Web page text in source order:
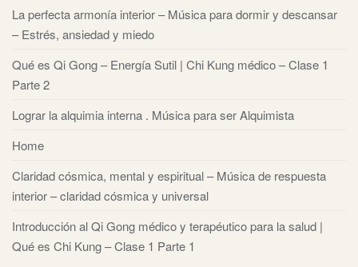
La perfecta armonía interior – Música para dormir y descansar
– Estrés, ansiedad y miedo
Qué es Qi Gong – Energía Sutil | Chi Kung médico – Clase 1
Parte 2
Lograr la alquimia interna . Música para ser Alquimista
Home
Claridad cósmica, mental y espiritual – Música de respuesta
interior – claridad cósmica y universal
Introducción al Qi Gong médico y terapéutico para la salud |
Qué es Chi Kung – Clase 1 Parte 1